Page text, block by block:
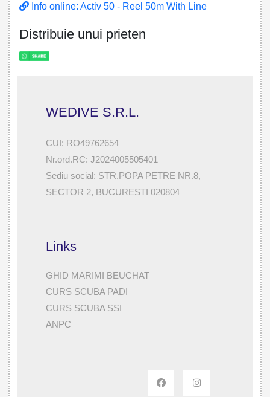
Info online: Activ 50 - Reel 50m With Line
Distribuie unui prieten
WEDIVE S.R.L.
CUI: RO49762654
Nr.ord.RC: J2024005505401
Sediu social: STR.POPA PETRE NR.8,
SECTOR 2, BUCURESTI 020804
Links
GHID MARIMI BEUCHAT
CURS SCUBA PADI
CURS SCUBA SSI
ANPC